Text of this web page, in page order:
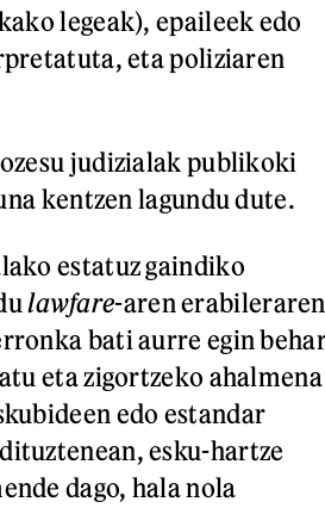
legeak), epaileek edo
eta poliziaren
judizialak publikoki
kentzen lagundu dute.
estatuz gaindiko
lawfare-aren erabileraren
bati aurre egin
eta zigortzeko ahalmena
edo estandar
esku-hartze
dago, hala nola